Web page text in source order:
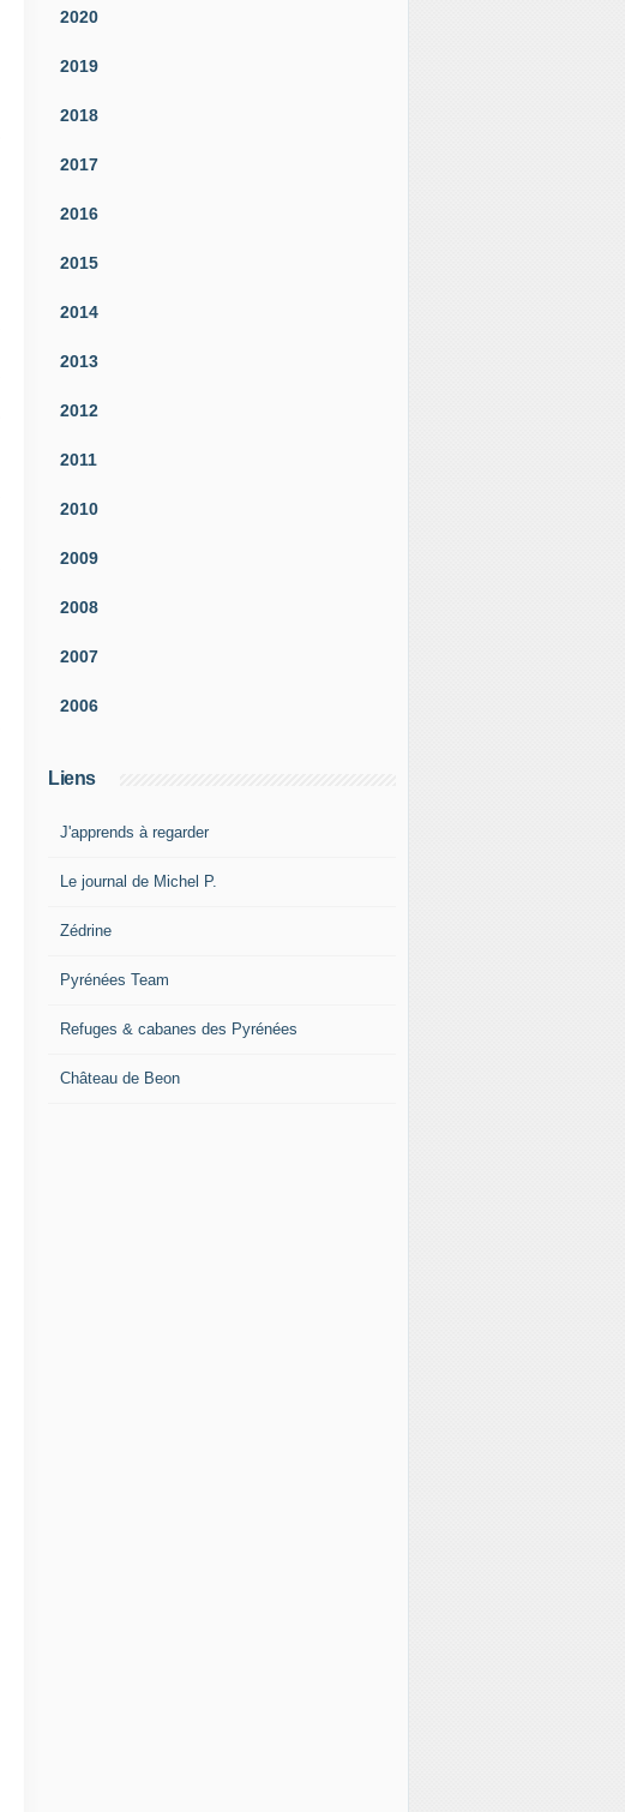
2020
2019
2018
2017
2016
2015
2014
2013
2012
2011
2010
2009
2008
2007
2006
Liens
J'apprends à regarder
Le journal de Michel P.
Zédrine
Pyrénées Team
Refuges & cabanes des Pyrénées
Château de Beon